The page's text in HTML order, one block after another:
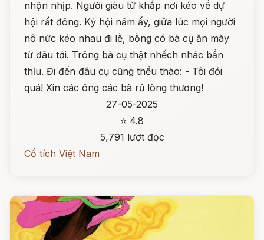
nhộn nhịp. Người giàu từ khắp nơi kéo về dự
hội rất đông. Kỳ hội năm ấy, giữa lúc mọi người
nô nức kéo nhau đi lễ, bỗng có bà cụ ăn mày
từ đâu tới. Trông bà cụ thật nhếch nhác bẩn
thỉu. Đi đến đâu cụ cũng thều thào: - Tôi đói
quá! Xin các ông các bà rủ lòng thương!
27-05-2025
⭐ 4.8
5,791 lượt đọc
Cổ tích Việt Nam